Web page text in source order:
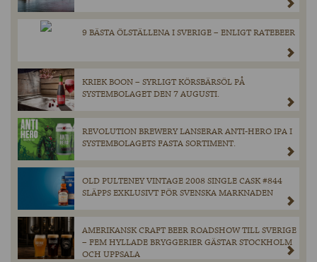
9 BÄSTA ÖLSTÄLLENA I SVERIGE – ENLIGT RATEBEER
KRIEK BOON – SYRLIGT KÖRSBÄRSÖL PÅ
SYSTEMBOLAGET DEN 7 AUGUSTI.
REVOLUTION BREWERY LANSERAR ANTI-HERO IPA I
SYSTEMBOLAGETS FASTA SORTIMENT.
OLD PULTENEY VINTAGE 2008 SINGLE CASK #844
SLÄPPS EXKLUSIVT FÖR SVENSKA MARKNADEN
AMERIKANSK CRAFT BEER ROADSHOW TILL SVERIGE
– FEM HYLLADE BRYGGERIER GÄSTAR STOCKHOLM
OCH UPPSALA